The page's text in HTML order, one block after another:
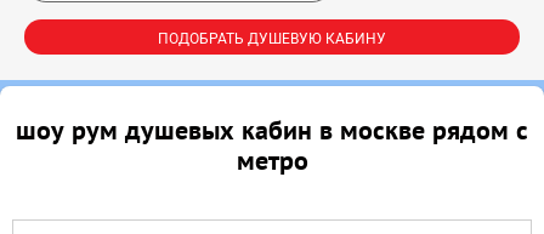
ПОДОБРАТЬ ДУШЕВУЮ КАБИНУ
шоу рум душевых кабин в москве рядом с
метро